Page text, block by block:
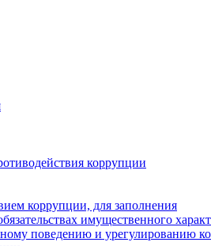
коррупции
коррупции, для заполнения
имущественного
поведению и урегулированию